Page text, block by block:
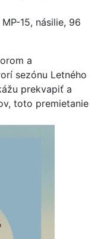
15, násilie, 96
a
sezónu Letného
prekvapiť a
toto premietanie